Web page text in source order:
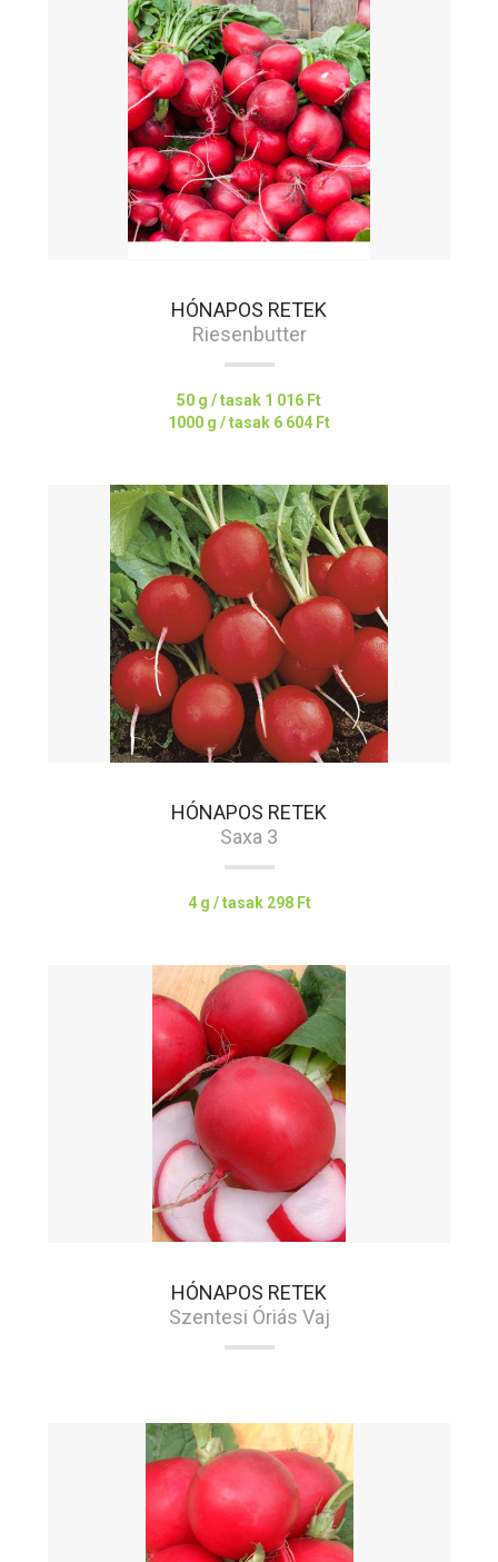
HÓNAPOS RETEK
Riesenbutter
50 g / tasak 1 016 Ft
1000 g / tasak 6 604 Ft
HÓNAPOS RETEK
Saxa 3
4 g / tasak 298 Ft
HÓNAPOS RETEK
Szentesi Óriás Vaj